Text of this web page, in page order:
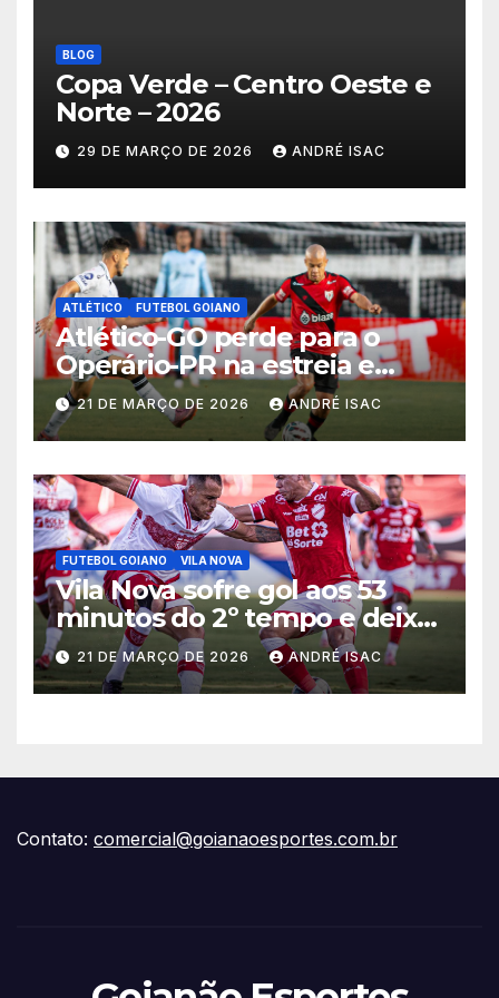
BLOG
Copa Verde – Centro Oeste e
Norte – 2026
29 DE MARÇO DE 2026 ANDRÉ ISAC
ATLÉTICO FUTEBOL GOIANO
Atlético-GO perde para o
Operário-PR na estreia e
começa sob pressão a Série B
2026
21 DE MARÇO DE 2026 ANDRÉ ISAC
FUTEBOL GOIANO VILA NOVA
Vila Nova sofre gol aos 53
minutos do 2º tempo e deixa
vitória escapar na estreia da
Série B
21 DE MARÇO DE 2026 ANDRÉ ISAC
Contato: comercial@goianaoesportes.com.br